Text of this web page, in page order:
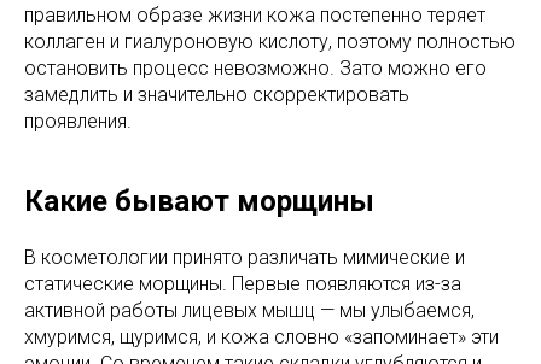
правильном образе жизни кожа постепенно теряет
коллаген и гиалуроновую кислоту, поэтому полностью
остановить процесс невозможно. Зато можно его
замедлить и значительно скорректировать
проявления.
Какие бывают морщины
В косметологии принято различать мимические и
статические морщины. Первые появляются из-за
активной работы лицевых мышц — мы улыбаемся,
хмуримся, щуримся, и кожа словно «запоминает» эти